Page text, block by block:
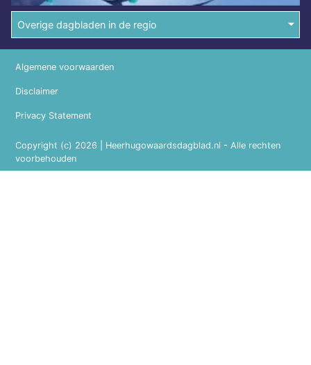
Overige dagbladen in de regio
Copyright (c) 2026 | Heerhugowaardsdagblad.nl - Alle rechten
voorbehouden
Algemene voorwaarden
Disclaimer
Privacy Statement